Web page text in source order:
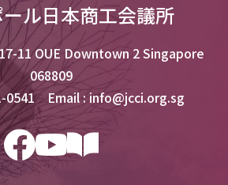
ル日本商工会議所
11 OUE Downtown 2 Singapore
068809
0541 Email : info@jcci.org.sg